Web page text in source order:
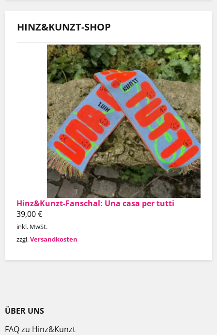
HINZ&KUNZT-SHOP
Hinz&Kunzt-Fanschal: Una casa per tutti
39,00€
inkl. MwSt.
zzgl.Versandkosten
ÜBER UNS
FAQ zu Hinz&Kunzt